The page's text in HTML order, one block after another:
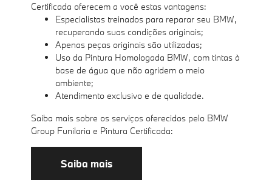
Certificada oferecem a você estas vantagens:
Especialistas treinados para reparar seu BMW,
recuperando suas condições originais;
Apenas peças originais são utilizadas;
Uso da Pintura Homologada BMW, com tintas à
base de água que não agridem o meio
ambiente;
Atendimento exclusivo e de qualidade.
Saiba mais sobre os serviços oferecidos pelo BMW
Group Funilaria e Pintura Certificada:
Saiba mais